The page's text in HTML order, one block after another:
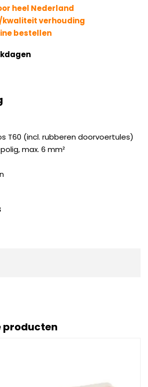
heel Nederland
kwaliteit verhouding
bestellen
T60 (incl. rubberen doorvoertules)
max. 6 mm²
producten